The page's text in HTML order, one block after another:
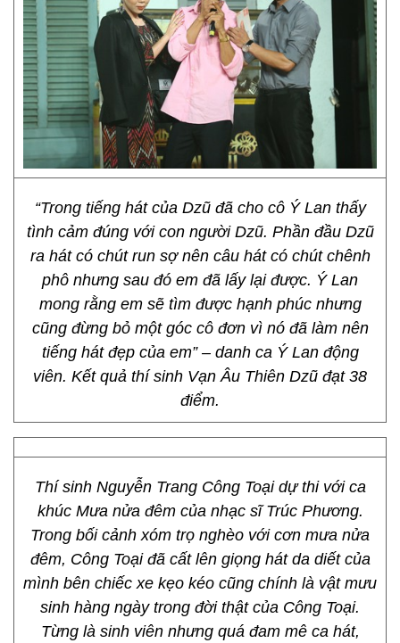
“Trong tiếng hát của Dzũ đã cho cô Ý Lan thấy
tình cảm đúng với con người Dzũ. Phần đầu Dzũ
ra hát có chút run sợ nên câu hát có chút chênh
phô nhưng sau đó em đã lấy lại được. Ý Lan
mong rằng em sẽ tìm được hạnh phúc nhưng
cũng đừng bỏ một góc cô đơn vì nó đã làm nên
tiếng hát đẹp của em” – danh ca Ý Lan động
viên. Kết quả thí sinh Vạn Âu Thiên Dzũ đạt 38
điểm.